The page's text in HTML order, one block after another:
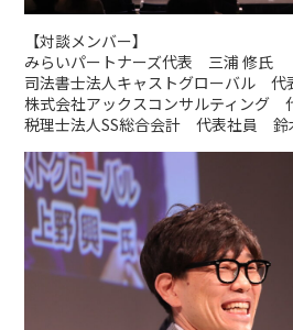
【対談メンバー】
みらいパートナーズ代表 三浦 修氏
司法書士法人キャストグローバル
株式会社アックスコンサルティング
税理士法人SS総合会計 代表社員 鈴